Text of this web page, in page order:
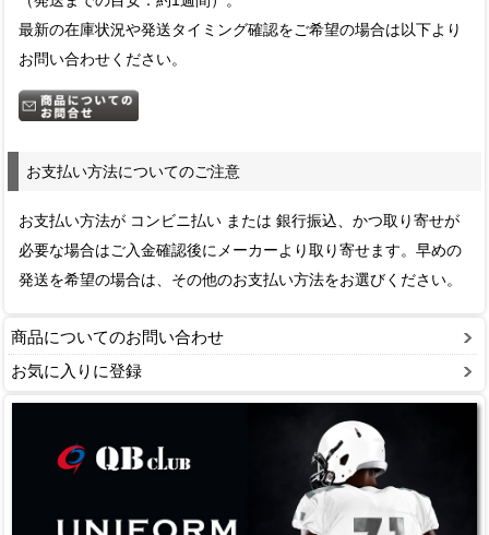
最新の在庫状況や発送タイミング確認をご希望の場合は以下より
お問い合わせください。
お支払い方法についてのご注意
お支払い方法が コンビニ払い または 銀行振込、かつ取り寄せが
必要な場合はご入金確認後にメーカーより取り寄せます。早めの
発送を希望の場合は、その他のお支払い方法をお選びください。
商品についてのお問い合わせ
お気に入りに登録